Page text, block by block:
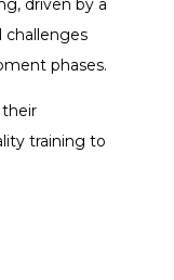
driven by a
challenges
phases.
training to